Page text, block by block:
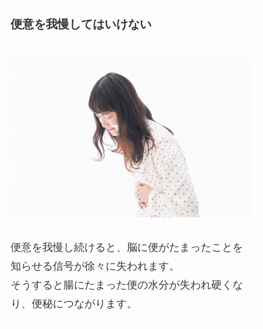
便意を我慢してはいけない
便意を我慢し続けると、脳に便がたまったことを
知らせる信号が徐々に失われます。
そうすると腸にたまった便の水分が失われ硬くな
り、便秘につながります。